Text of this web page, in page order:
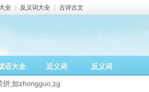
全 反义词大全 古诗古文
语大全 近义词 反义词